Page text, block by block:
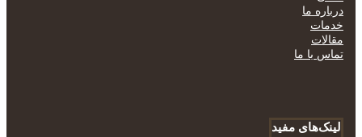
درباره ما
خدمات
مقالات
تماس با ما
لینک‌های مفید